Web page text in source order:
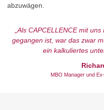
abzuwägen.
„Als CAPCELLENCE mit
gegangen ist, war das zwar
ein kalkuliertes
MBO Manager und